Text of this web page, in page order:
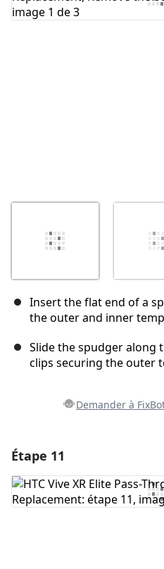
Insert the flat end of a
the outer and inner
Slide the spudger along
clips securing the outer
Demander à
Ajouter un
Étape 11